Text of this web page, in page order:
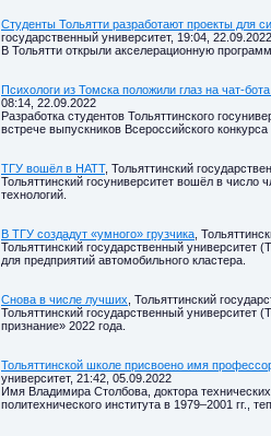
Студенты Тольятти разработают проекты для
государственный университет, 19:04, 22.09.2022
В Тольятти открыли акселерационную
Психологи из Томска положили глаз на чат-
08:14, 22.09.2022
Разработка студентов Тольяттинского
встрече выпускников Всероссийского
ТГУ вошёл в НАТТ, Тольяттинский
Тольяттинский госуниверситет вошёл в
технологий.
В ТГУ создадут «умного» грузчика ,
Тольяттинский государственный университет
для предприятий автомобильного кластера.
Снова в числе лучших , Тольяттинский
Тольяттинский государственный университет
признание» 2022 года.
Тольяттинской школе присвоено имя
университет, 21:42, 05.09.2022
Имя Владимира Столбова, доктора
политехнического института в 1979–2001 гг.,